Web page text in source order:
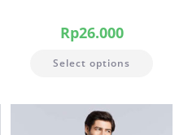
Rp26.000
Select options